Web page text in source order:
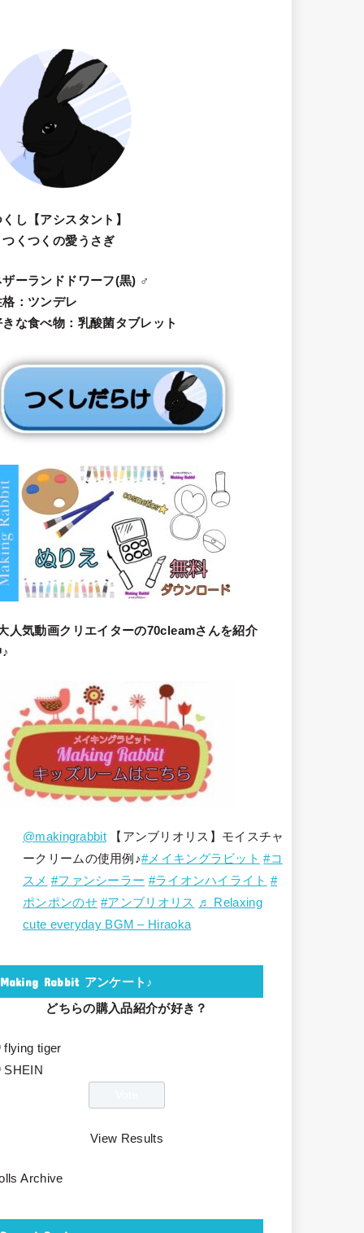
くし【アシスタント】
つくつくの愛うさぎ
ザーランドドワーフ(黒) ♂
格：ツンデレ
きな食べ物：乳酸菌タブレット
人気動画クリエイターの70cleamさんを紹介
@makingrabbit【アンブリオリス】モイスチャ
ークリームの使用例♪#メイキングラビット #コ
スメ #ファンシーラー #ライオンハイライト #
ポンポンのせ #アンブリオリス ♬ Relaxing
cute everyday BGM – Hiraoka
Making Rabbit アンケート♪
どちらの購入品紹介が好き？
flying tiger
SHEIN
View Results
Archive